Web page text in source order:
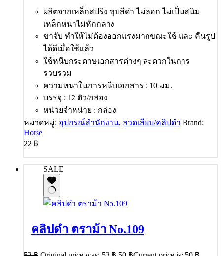
ผลิตจากเหล็กสปริง ชุบสีดำ ไม่ลอก ไม่เป็นสนิม
เหล็กหนาไม่หักกลาง
ขาจับ ทำให้ไม่ต้องออกแรงมากขณะใช้ และ คืนรูป
ได้ดีเมื่อใช้แล้ว
ใช้หนีบกระดาษเอกสารต่างๆ สะดวกในการ
รวบรวม
ความหนาในการหนีบเอกสาร : 10 มม.
บรรจุ : 12 ตัว/กล่อง
หน่วยจำหน่าย : กล่อง
หมวดหมู่: อุปกรณ์สำนักงาน, ลวดเสียบ/คลิปดำ Brand:
Horse
22 ฿
SALE
คลิปดำ ตราม้า No.109